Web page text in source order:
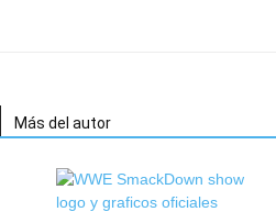
Más del autor